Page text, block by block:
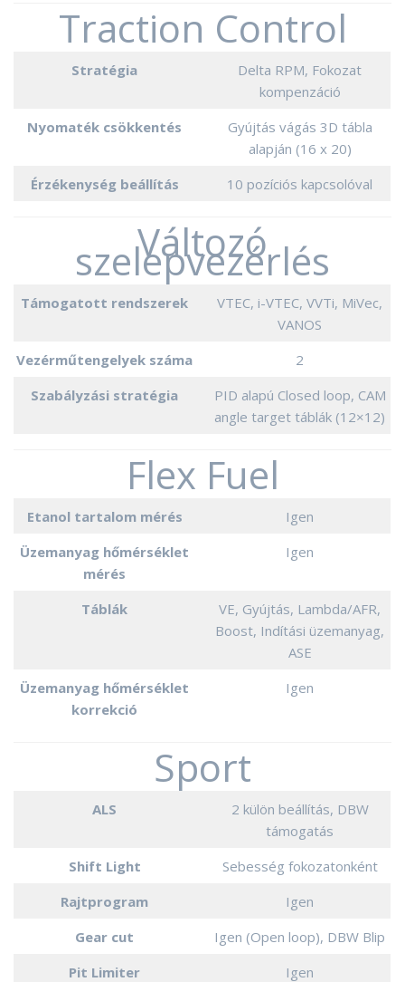
Traction Control
Stratégia
Delta RPM, Fokozat
kompenzáció
Nyomaték csökkentés
Gyújtás vágás 3D tábla
alapján (16 x 20)
Érzékenység beállítás
10 pozíciós kapcsolóval
Változó
szelepvezérlés
Támogatott rendszerek
VTEC, i-VTEC, VVTi, MiVec,
VANOS
Vezérműtengelyek száma
2
Szabályzási stratégia
PID alapú Closed loop, CAM
angle target táblák (12×12)
Flex Fuel
Etanol tartalom mérés
Igen
Üzemanyag hőmérséklet
mérés
Igen
Táblák
VE, Gyújtás, Lambda/AFR,
Boost, Indítási üzemanyag,
ASE
Üzemanyag hőmérséklet
korrekció
Igen
Sport
ALS
2 külön beállítás, DBW
támogatás
Shift Light
Sebesség fokozatonként
Rajtprogram
Igen
Gear cut
Igen (Open loop), DBW Blip
Pit Limiter
Igen